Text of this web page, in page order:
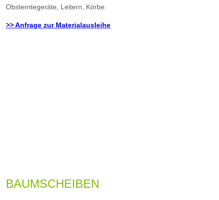
Obsterntegeräte, Leitern, Körbe.
>> Anfrage zur Materialausleihe
BAUMSCHEIBEN